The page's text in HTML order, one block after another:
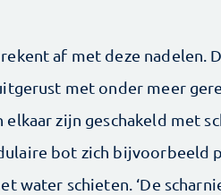
af met deze nadelen.
met onder meer
elkaar zijn geschakeld met
bot zich bijvoorbeeld
water schieten. ‘De